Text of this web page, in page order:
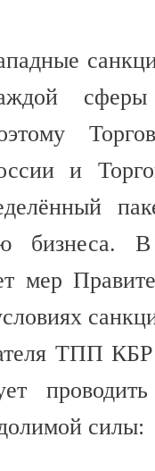
сферы
и
бизнеса.
мер
ТПП
силы: